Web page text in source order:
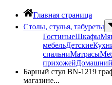
Главная страница
Столы, стулья, табуреты
ГостиныеШкафы
мебельДетские
спальниМатрасы
прихожей
Барный стул BN-1219
магазине...